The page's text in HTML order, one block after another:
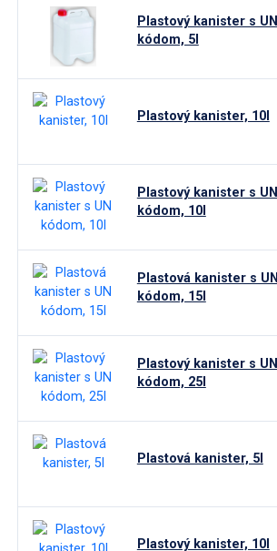
Manipulačné vozíky
Špeciálne riešenia na mieru
Plastový kanister s UN
kódom, 5l
Plastový kanister, 10l
Plastový kanister s UN
kódom, 10l
Plastová kanister s UN
kódom, 15l
Plastový kanister s UN
kódom, 25l
Plastová kanister, 5l
Plastový kanister, 10l